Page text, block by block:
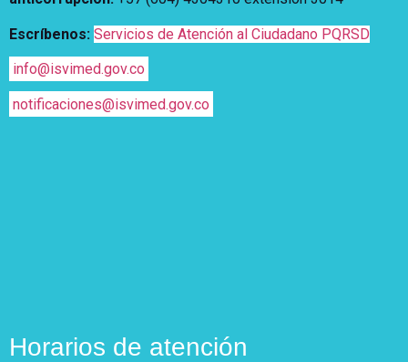
Escríbenos: Servicios de Atención al Ciudadano PQRSD
info@isvimed.gov.co
notificaciones@isvimed.gov.co
Horarios de atención